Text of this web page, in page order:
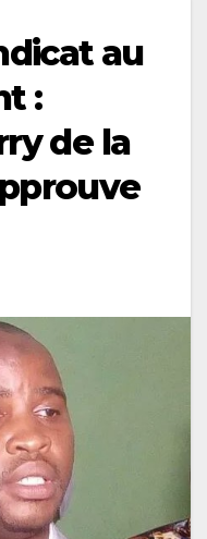
au
:
de la